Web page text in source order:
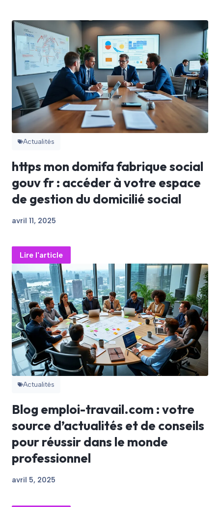
Actualités
https mon domifa fabrique social
gouv fr : accéder à votre espace
de gestion du domicilié social
avril 11, 2025
Lire l'article
Actualités
​Blog emploi-travail.com : votre
source d’actualités et de conseils
pour réussir dans le monde
professionnel​
avril 5, 2025